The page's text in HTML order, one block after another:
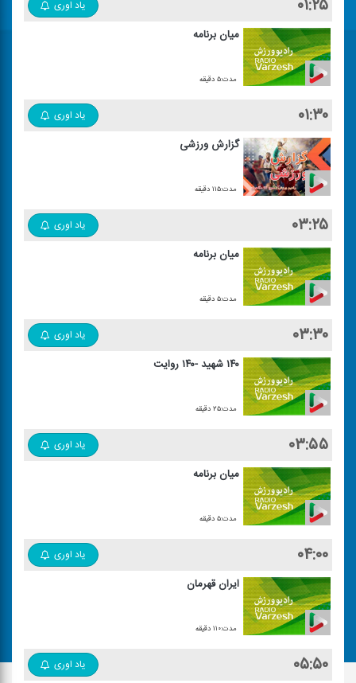
۰۱:۲۵ یاد اوری
میان برنامه
مدت:۵ دقیقه
۰۱:۳۰ یاد اوری
گزارش ورزشی
مدت:۱۱۵ دقیقه
۰۳:۲۵ یاد اوری
میان برنامه
مدت:۵ دقیقه
۰۳:۳۰ یاد اوری
۱۴۰ شهید -۱۴۰ روایت
مدت:۲۵ دقیقه
۰۳:۵۵ یاد اوری
میان برنامه
مدت:۵ دقیقه
۰۴:۰۰ یاد اوری
ایران قهرمان
مدت:۱۱۰ دقیقه
۰۵:۵۰ یاد اوری